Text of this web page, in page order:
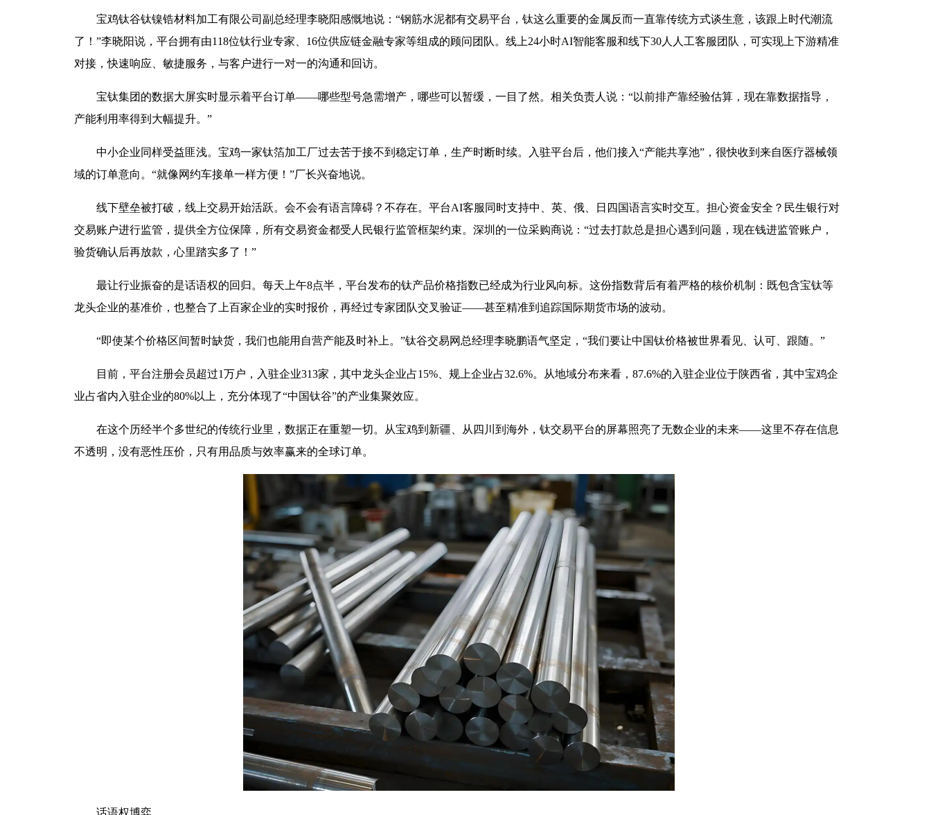
宝鸡钛谷钛镍锆材料加工有限公司副总经理李晓阳感慨地说：“钢筋水泥都有交易平台，钛这么重要的金属反而一直靠传统方式谈生意，该跟上时代潮流
了！”李晓阳说，平台拥有由118位钛行业专家、16位供应链金融专家等组成的顾问团队。线上24小时AI智能客服和线下30人人工客服团队，可实现上下游精准
对接，快速响应、敏捷服务，与客户进行一对一的沟通和回访。
宝钛集团的数据大屏实时显示着平台订单——哪些型号急需增产，哪些可以暂缓，一目了然。相关负责人说：“以前排产靠经验估算，现在靠数据指导，
产能利用率得到大幅提升。”
中小企业同样受益匪浅。宝鸡一家钛箔加工厂过去苦于接不到稳定订单，生产时断时续。入驻平台后，他们接入“产能共享池”，很快收到来自医疗器械领
域的订单意向。“就像网约车接单一样方便！”厂长兴奋地说。
线下壁垒被打破，线上交易开始活跃。会不会有语言障碍？不存在。平台AI客服同时支持中、英、俄、日四国语言实时交互。担心资金安全？民生银行对
交易账户进行监管，提供全方位保障，所有交易资金都受人民银行监管框架约束。深圳的一位采购商说：“过去打款总是担心遇到问题，现在钱进监管账户，
验货确认后再放款，心里踏实多了！”
最让行业振奋的是话语权的回归。每天上午8点半，平台发布的钛产品价格指数已经成为行业风向标。这份指数背后有着严格的核价机制：既包含宝钛等
龙头企业的基准价，也整合了上百家企业的实时报价，再经过专家团队交叉验证——甚至精准到追踪国际期货市场的波动。
“即使某个价格区间暂时缺货，我们也能用自营产能及时补上。”钛谷交易网总经理李晓鹏语气坚定，“我们要让中国钛价格被世界看见、认可、跟随。”
目前，平台注册会员超过1万户，入驻企业313家，其中龙头企业占15%、规上企业占32.6%。从地域分布来看，87.6%的入驻企业位于陕西省，其中宝鸡企
业占省内入驻企业的80%以上，充分体现了“中国钛谷”的产业集聚效应。
在这个历经半个多世纪的传统行业里，数据正在重塑一切。从宝鸡到新疆、从四川到海外，钛交易平台的屏幕照亮了无数企业的未来——这里不存在信息
不透明，没有恶性压价，只有用品质与效率赢来的全球订单。
话语权博弈